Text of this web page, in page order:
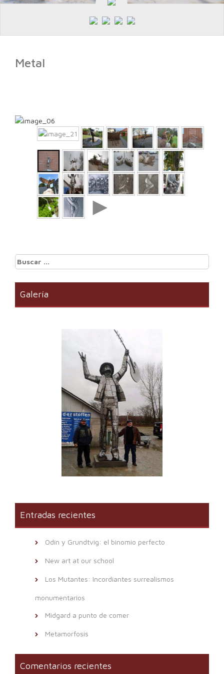
Metal
►
Buscar:
Galería
Entradas recientes
Odín y Grundtvig: el binomio perfecto
New art at our school
Los Mutantes: Incordiantes surrealismos
monumentarios
Midgard a punto de comer
Metamorfosis
Comentarios recientes